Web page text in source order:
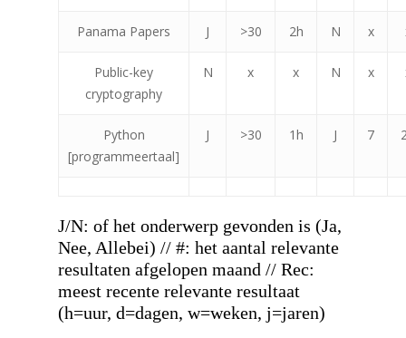
Panama Papers J >30 2h N x
Public-key
cryptography
N x x N x
Python
[programmeertaal]
J >30 1h J 7
J/N: of het onderwerp gevonden is (Ja,
Nee, Allebei) // #: het aantal relevante
resultaten afgelopen maand // Rec:
meest recente relevante resultaat
(h=uur, d=dagen, w=weken, j=jaren)